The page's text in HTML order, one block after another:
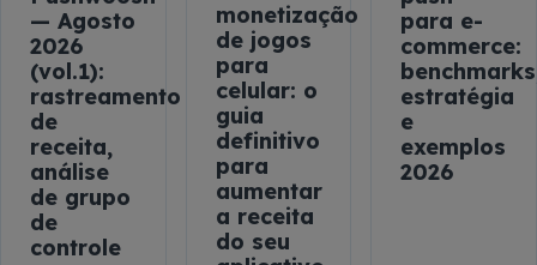
— Agosto
2026
(vol.1):
rastreamento
de
receita,
análise
de grupo
de
controle
monetização
de jogos
para
celular: o
guia
definitivo
para
aumentar
a receita
do seu
para e-
commerce:
estratégia
e
exemplos
2026